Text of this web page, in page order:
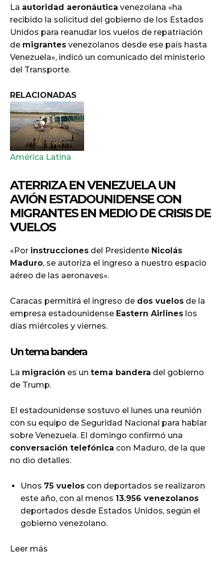
La autoridad aeronáutica venezolana «ha
recibido la solicitud del gobierno de los Estados
Unidos para reanudar los vuelos de repatriación
de migrantes venezolanos desde ese país hasta
Venezuela», indicó un comunicado del ministerio
del Transporte.
RELACIONADAS
América Latina
ATERRIZA EN VENEZUELA UN
AVIÓN ESTADOUNIDENSE CON
MIGRANTES EN MEDIO DE CRISIS DE
VUELOS
«Por instrucciones del Presidente Nicolás
Maduro, se autoriza el ingreso a nuestro espacio
aéreo de las aeronaves».
Caracas permitirá el ingreso de dos vuelos de la
empresa estadounidense Eastern Airlines los
días miércoles y viernes.
Un tema bandera
La migración es un tema bandera del gobierno
de Trump.
El estadounidense sostuvo el lunes una reunión
con su equipo de Seguridad Nacional para hablar
sobre Venezuela. El domingo confirmó una
conversación telefónica con Maduro, de la que
no dio detalles.
Unos 75 vuelos con deportados se realizaron
este año, con al menos 13.956 venezolanos
deportados desde Estados Unidos, según el
gobierno venezolano.
Leer más